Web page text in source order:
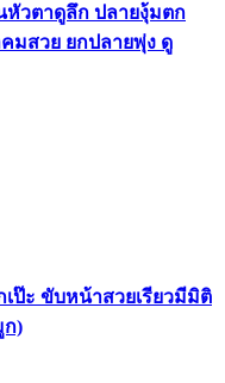
หัวตาดูลึก ปลายงุ้มตก
มสวย ยกปลายพุ่ง ดู
ป๊ะ ขับหน้าสวยเรียวมีมิติ
ก)